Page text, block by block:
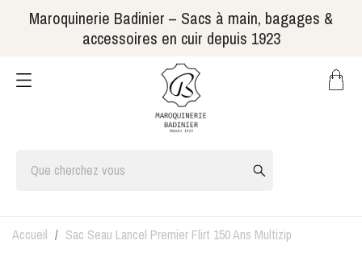
Maroquinerie Badinier – Sacs à main, bagages &
accessoires en cuir depuis 1923
Accueil Sac Seau Lancel Premier Flirt 150 Ans Multizip